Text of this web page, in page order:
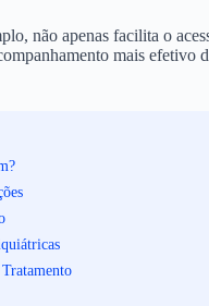
não apenas facilita o
mais efetivo